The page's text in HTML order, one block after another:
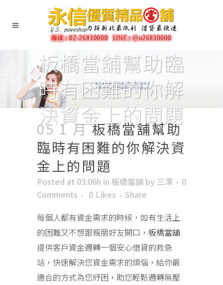
板橋當舖幫助臨
時有困難的你解
決資金上的問題
05 1 月板橋當舖幫助
臨時有困難的你解決資
金上的問題
Posted at 03:06h in 板橋當舖 by 三澤
0
Comments
0 Likes
Share
每個人都有資金需求的時候，如有生活上
的困難又不想跟親朋好友開口， 板橋當舖
提供客戶資金週轉一個安心借貸的救急
站，快速解決您資金需求的煩惱，給你最
適合的方式為您紓困，助您輕鬆週轉無壓